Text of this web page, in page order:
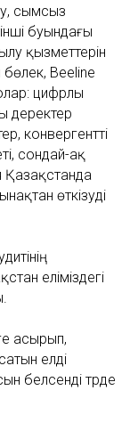
сымсыз
буындағы
қызметтерін
бөлек, Beeline
цифрлы
деректер
конвергентті
сондай-ақ
Қазақстанда
өткізуді
еліміздегі
асырып,
елді
белсенді түрде